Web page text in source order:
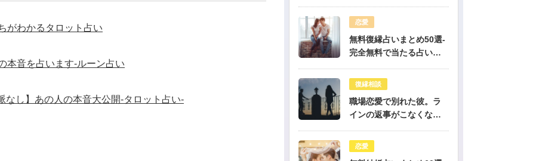
がわかるタロット占い
本音を占います-ルーン占い
なし】あの人の本音大公開-タロット占い-
恋愛
無料復縁占いまとめ50選-
完全無料で当たる占いだ
復縁相談
職場恋愛で別れた彼。ラ
インの返事がこなくなっ
公開鑑定-無料占い
恋愛